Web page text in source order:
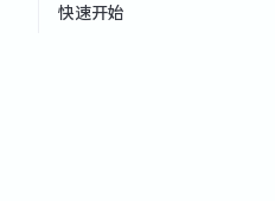
快速开始